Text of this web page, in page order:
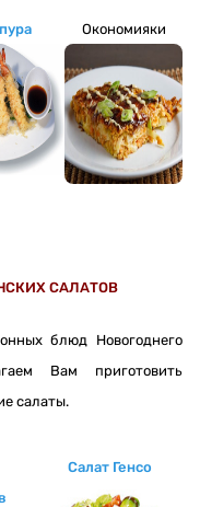
Окономияки
САЛАТОВ
блюд Новогоднего
Вам приготовить
салаты.
Салат Генсо